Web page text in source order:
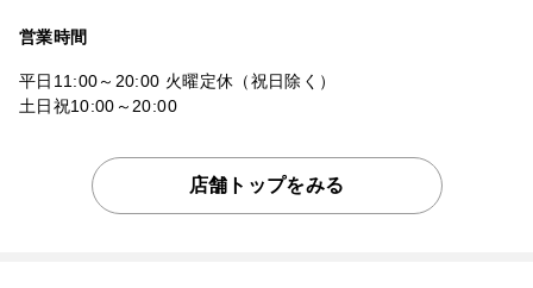
営業時間
平日11:00～20:00 火曜定休（祝日除く）
土日祝10:00～20:00
店舗トップをみる